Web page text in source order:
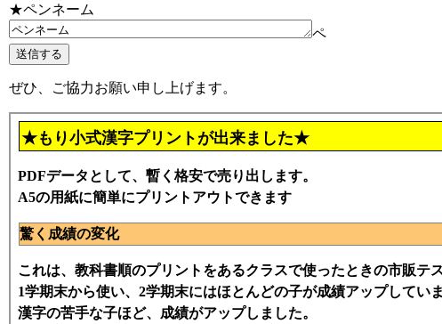
★ペンネーム
ペ
ぜひ、ご協力お願い申し上げます。